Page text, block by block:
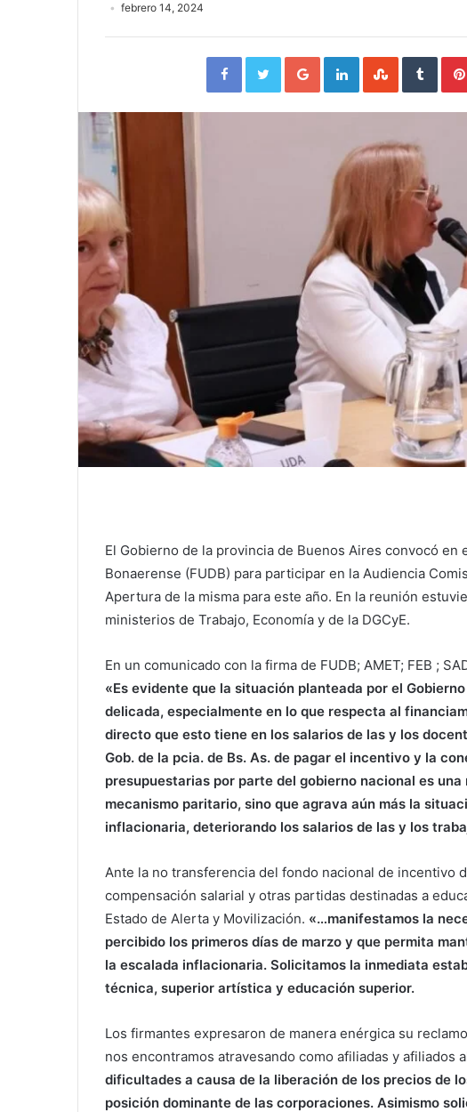
febrero 14, 2024
FacebookTwitterGoogle+LinkedIn
El Gobierno de la provincia de Buenos Aires convocó en
Bonaerense (FUDB) para participar en la Audiencia
Apertura de la misma para este año. En la reunión
ministerios de Trabajo, Economía y de la DGCyE.
En un comunicado con la firma de FUDB; AMET; FEB ;
«Es evidente que la situación planteada por el
delicada, especialmente en lo que respecta al
directo que esto tiene en los salarios de las y los
Gob. de la pcia. de Bs. As. de pagar el incentivo y la
presupuestarias por parte del gobierno nacional es
mecanismo paritario, sino que agrava aún más la
inflacionaria, deteriorando los salarios de las y los
Ante la no transferencia del fondo nacional de incentivo
compensación salarial y otras partidas destinadas a
Estado de Alerta y Movilización. «…manifestamos la
percibido los primeros días de marzo y que permita
la escalada inflacionaria. Solicitamos la inmediata
técnica, superior artística y educación superior.
Los firmantes expresaron de manera enérgica su
nos encontramos atravesando como afiliadas y afiliados
dificultades a causa de la liberación de los precios de
posición dominante de las corporaciones. Asimismo